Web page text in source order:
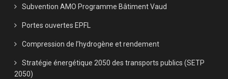
Subvention AMO Programme Bâtiment Vaud
Portes ouvertes EPFL
Compression de l’hydrogène et rendement
Stratégie énergétique 2050 des transports publics (SETP
2050)